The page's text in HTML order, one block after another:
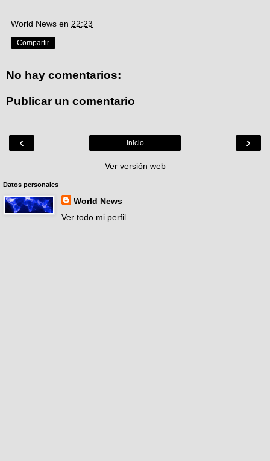
World News en 22:23
Compartir
No hay comentarios:
Publicar un comentario
‹ ›
Inicio
Ver versión web
Datos personales
World News
Ver todo mi perfil